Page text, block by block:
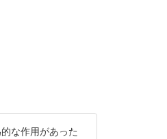
な作用があった